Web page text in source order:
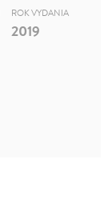
ROK VYDANIA
2019